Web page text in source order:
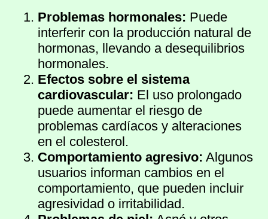
Problemas hormonales: Puede
interferir con la producción natural de
hormonas, llevando a desequilibrios
hormonales.
Efectos sobre el sistema
cardiovascular: El uso prolongado
puede aumentar el riesgo de
problemas cardíacos y alteraciones
en el colesterol.
Comportamiento agresivo: Algunos
usuarios informan cambios en el
comportamiento, que pueden incluir
agresividad o irritabilidad.